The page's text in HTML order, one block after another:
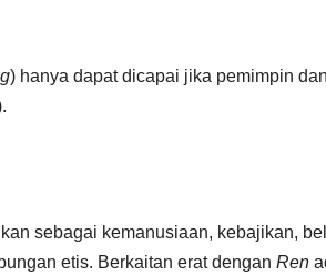
) hanya dapat dicapai jika pemimpin dan
sebagai kemanusiaan, kebajikan,
etis. Berkaitan erat dengan Ren